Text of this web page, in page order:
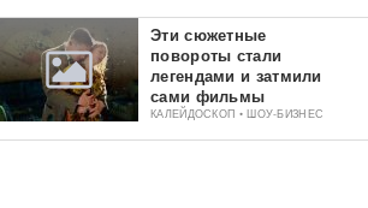
Эти сюжетные
повороты стали
легендами и затмили
сами фильмы
КАЛЕЙДОСКОП • ШОУ-БИЗНЕС